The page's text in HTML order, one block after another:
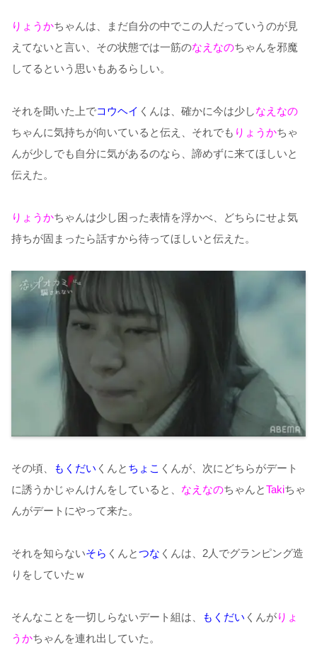
りょうかちゃんは、まだ自分の中でこの人だっていうのが見
えてないと言い、その状態では一筋のなえなのちゃんを邪魔
してるという思いもあるらしい。
それを聞いた上でコウヘイ くんは、確かに今は少しなえなの
ちゃんに気持ちが向いていると伝え、それでも りょうかちゃ
んが少しでも自分に気があるのなら、諦めずに来てほしいと
伝えた。
りょうかちゃんは少し困った表情を浮かべ、どちらにせよ気
持ちが固まったら話すから待ってほしいと伝えた。
その頃、 もくだい くんと ちょこ くんが、次にどちらがデート
に誘うかじゃんけんをしていると、 なえなのちゃんとTakiちゃ
んがデートにやって来た。
それを知らないそら くんとつな くんは、2人でグランピング造
りをしていたｗ
そんなことを一切しらないデート組は、 もくだい くんがりょ
うかちゃんを連れ出していた。